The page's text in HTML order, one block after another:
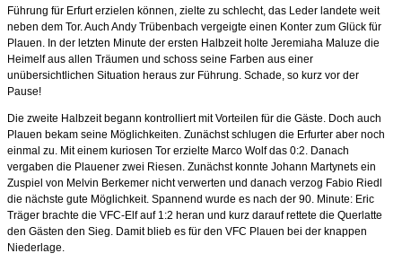
Führung für Erfurt erzielen können, zielte zu schlecht, das Leder landete weit
neben dem Tor. Auch Andy Trübenbach vergeigte einen Konter zum Glück für
Plauen. In der letzten Minute der ersten Halbzeit holte Jeremiaha Maluze die
Heimelf aus allen Träumen und schoss seine Farben aus einer
unübersichtlichen Situation heraus zur Führung. Schade, so kurz vor der
Pause!
Die zweite Halbzeit begann kontrolliert mit Vorteilen für die Gäste. Doch auch
Plauen bekam seine Möglichkeiten. Zunächst schlugen die Erfurter aber noch
einmal zu. Mit einem kuriosen Tor erzielte Marco Wolf das 0:2. Danach
vergaben die Plauener zwei Riesen. Zunächst konnte Johann Martynets ein
Zuspiel von Melvin Berkemer nicht verwerten und danach verzog Fabio Riedl
die nächste gute Möglichkeit. Spannend wurde es nach der 90. Minute: Eric
Träger brachte die VFC-Elf auf 1:2 heran und kurz darauf rettete die Querlatte
den Gästen den Sieg. Damit blieb es für den VFC Plauen bei der knappen
Niederlage.